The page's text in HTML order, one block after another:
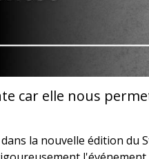
car elle nous
la nouvelle édition du